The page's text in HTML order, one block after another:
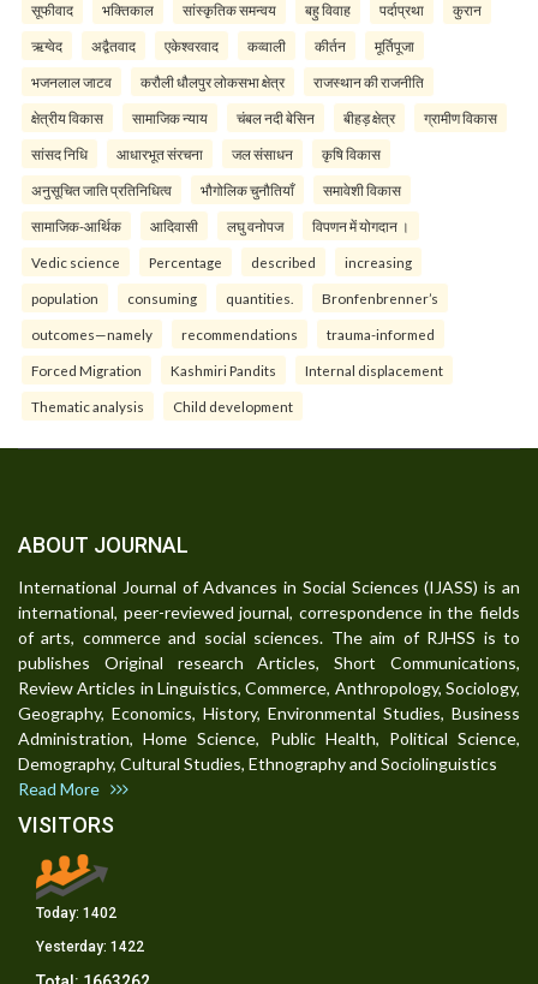
सूफीवाद भक्तिकाल सांस्कृतिक समन्वय बहु विवाह पर्दाप्रथा कुरान
ऋग्वेद अद्वैतवाद एकेश्वरवाद कव्वाली कीर्तन मूर्तिपूजा
भजनलाल जाटव करौली धौलपुर लोकसभा क्षेत्र राजस्थान की राजनीति
क्षेत्रीय विकास सामाजिक न्याय चंबल नदी बेसिन बीहड़ क्षेत्र ग्रामीण विकास
सांसद निधि आधारभूत संरचना जल संसाधन कृषि विकास
अनुसूचित जाति प्रतिनिधित्व भौगोलिक चुनौतियाँ समावेशी विकास
सामाजिक-आर्थिक आदिवासी लघु वनोपज विपणन में योगदान ।
Vedic science Percentage described increasing
population consuming quantities. Bronfenbrenner’s
outcomes—namely recommendations trauma-informed
Forced Migration Kashmiri Pandits Internal displacement
Thematic analysis Child development
ABOUT JOURNAL
International Journal of Advances in Social Sciences (IJASS) is an
international, peer-reviewed journal, correspondence in the fields
of arts, commerce and social sciences. The aim of RJHSS is to
publishes Original research Articles, Short Communications,
Review Articles in Linguistics, Commerce, Anthropology, Sociology,
Geography, Economics, History, Environmental Studies, Business
Administration, Home Science, Public Health, Political Science,
Demography, Cultural Studies, Ethnography and Sociolinguistics
Read More
VISITORS
Today: 1402
Yesterday: 1422